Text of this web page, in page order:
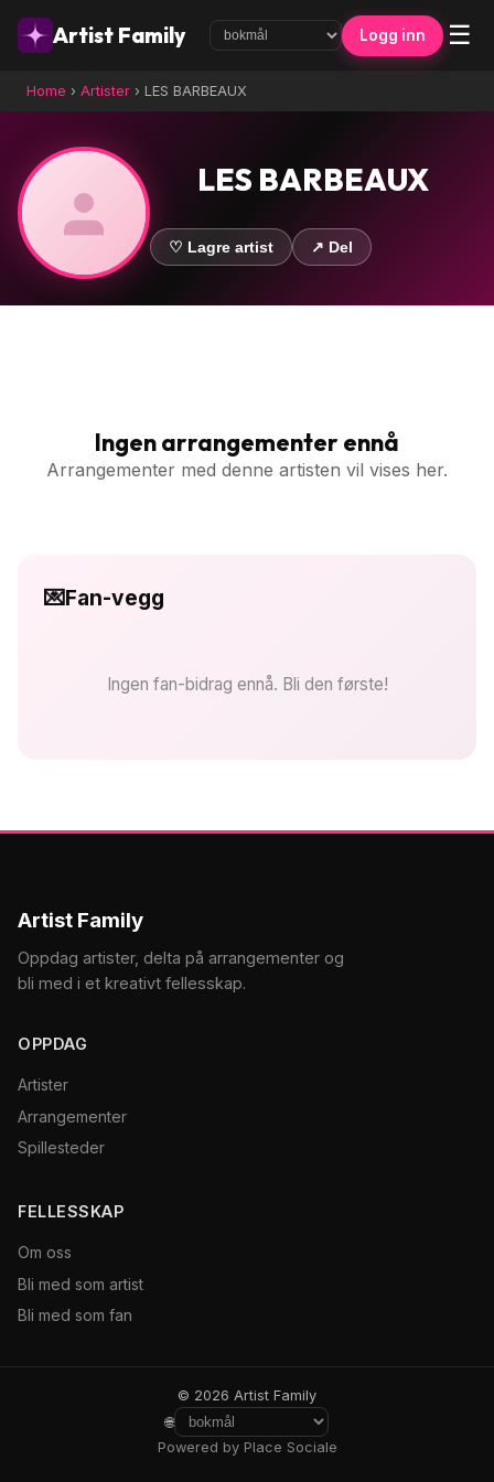
Artist Family Logg inn ☰
Home › Artister › LES BARBEAUX
LES BARBEAUX
♡ Lagre artist ↗ Del
Ingen arrangementer ennå
Arrangementer med denne artisten vil vises her.
💌Fan-vegg
Ingen fan-bidrag ennå. Bli den første!
Artist Family
Oppdag artister, delta på arrangementer og
bli med i et kreativt fellesskap.
OPPDAG
Artister
Arrangementer
Spillesteder
FELLESSKAP
Om oss
Bli med som artist
Bli med som fan
© 2026 Artist Family
🌐
Powered by Place Sociale